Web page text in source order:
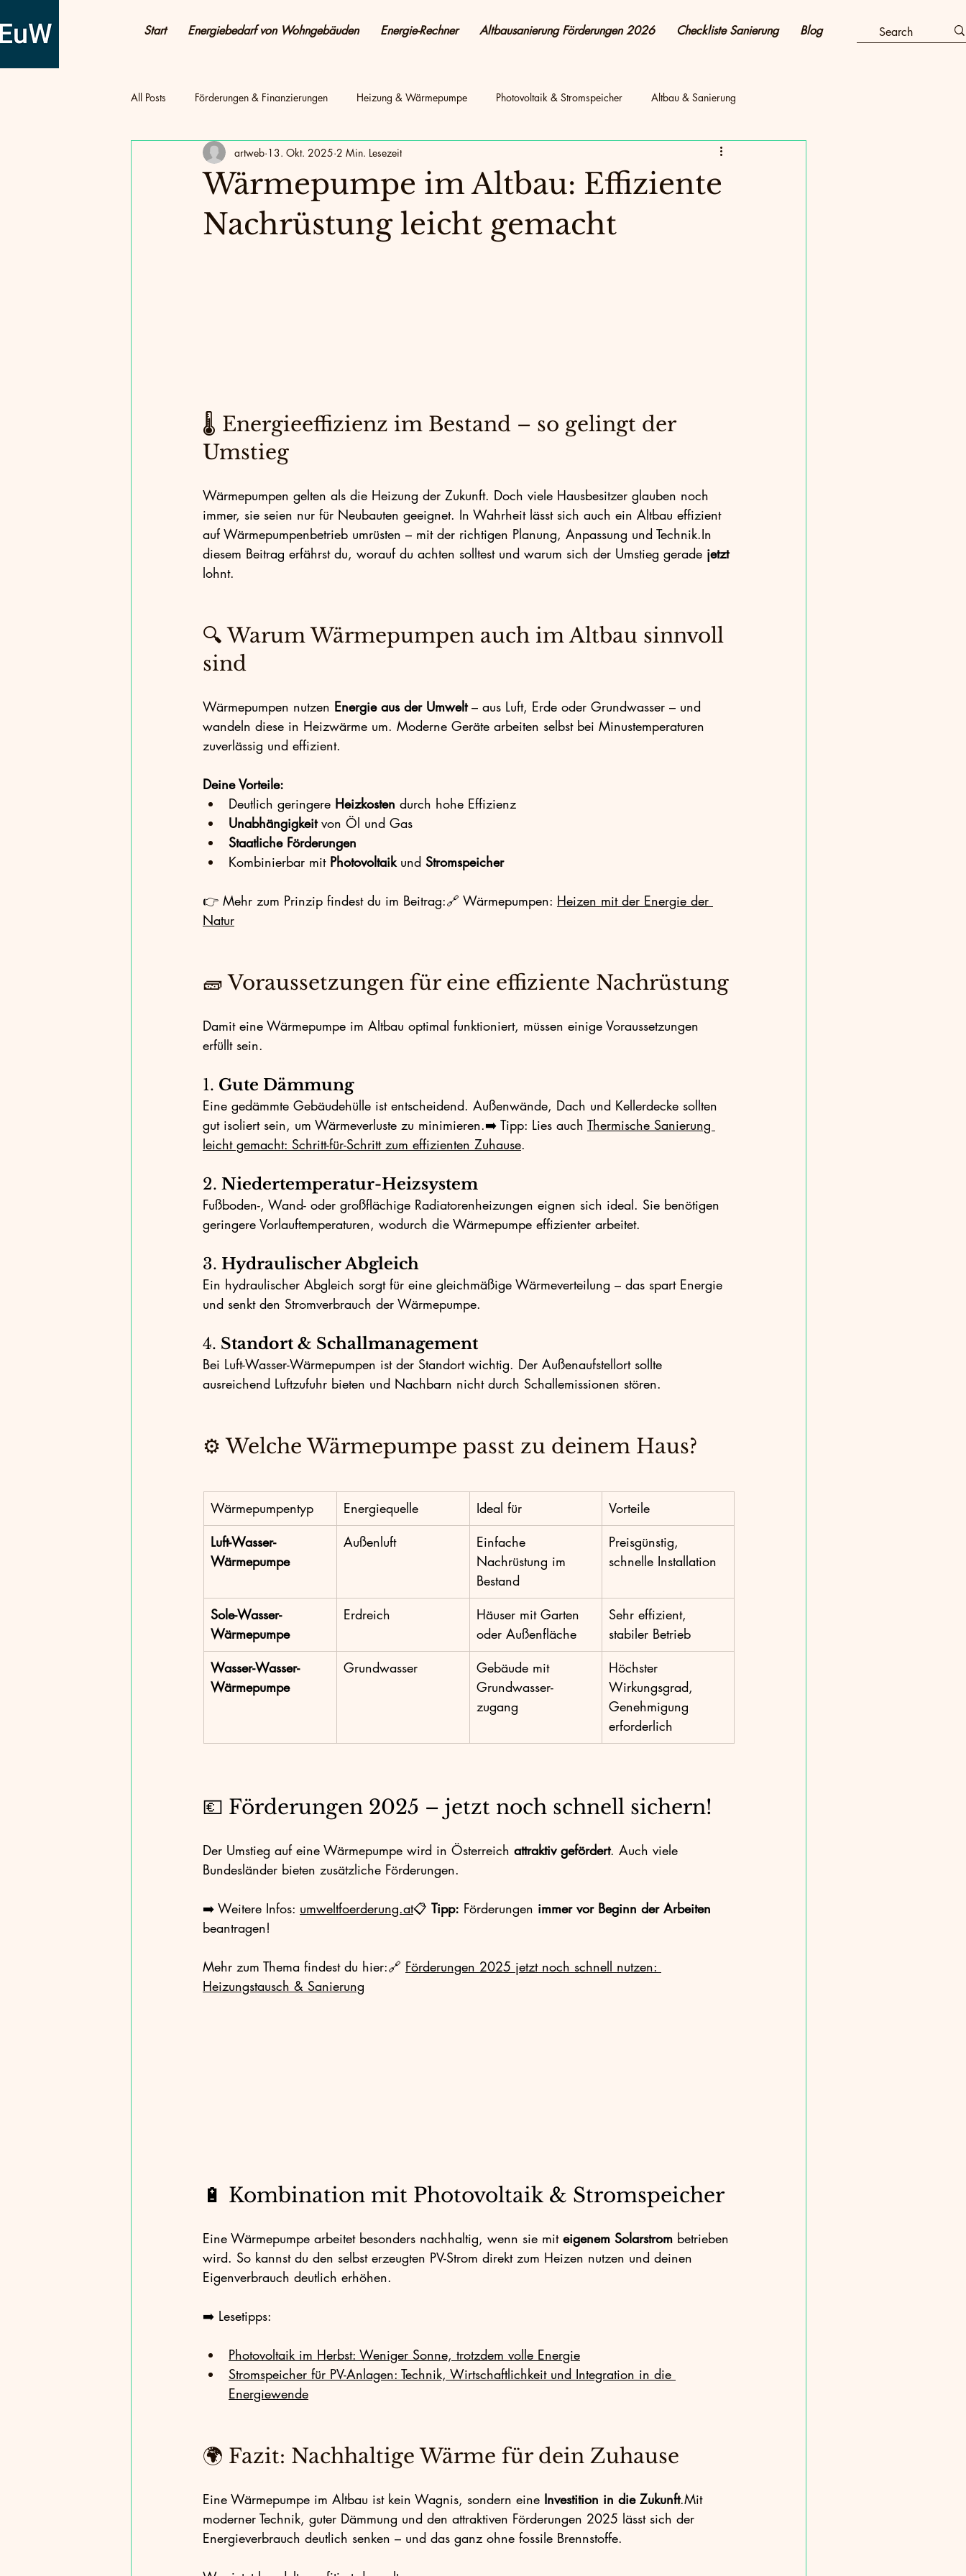
Start Energiebedarf von Wohngebäuden Energie-Rechner Altbausanierung Förderungen 2026 Checkliste Sanierung Blog
All Posts Förderungen & Finanzierungen Heizung & Wärmepumpe Photovoltaik & Stromspeicher Altbau & Sanierung
Tipps & Praxis Wärmepumpe energetisch Sanieren
Energie sparen & Kosten senken Altbau & Sanierung Photovoltaik & Strom Energie sparen
Wärmepumpe im Altbau: Effiziente
Nachrüstung leicht gemacht
artweb 13. Okt. 2025 2 Min. Lesezeit
🌡️ Energieeffizienz im Bestand – so gelingt der
Umstieg
Wärmepumpen gelten als die Heizung der Zukunft. Doch viele Hausbesitzer glauben noch
immer, sie seien nur für Neubauten geeignet. In Wahrheit lässt sich auch ein Altbau effizient
auf Wärmepumpenbetrieb umrüsten – mit der richtigen Planung, Anpassung und Technik.In
diesem Beitrag erfährst du, worauf du achten solltest und warum sich der Umstieg gerade jetzt
lohnt.
🔍 Warum Wärmepumpen auch im Altbau sinnvoll
sind
Wärmepumpen nutzen Energie aus der Umwelt – aus Luft, Erde oder Grundwasser – und
wandeln diese in Heizwärme um. Moderne Geräte arbeiten selbst bei Minustemperaturen
zuverlässig und effizient.
Deine Vorteile:
Deutlich geringere Heizkosten durch hohe Effizienz
Unabhängigkeit von Öl und Gas
Staatliche Förderungen
Kombinierbar mit Photovoltaik und Stromspeicher
👉 Mehr zum Prinzip findest du im Beitrag:🔗 Wärmepumpen: Heizen mit der Energie der
Natur
🧱 Voraussetzungen für eine effiziente Nachrüstung
Damit eine Wärmepumpe im Altbau optimal funktioniert, müssen einige Voraussetzungen
erfüllt sein.
1. Gute Dämmung
Eine gedämmte Gebäudehülle ist entscheidend. Außenwände, Dach und Kellerdecke sollten
gut isoliert sein, um Wärmeverluste zu minimieren.➡️ Tipp: Lies auch Thermische Sanierung
leicht gemacht: Schritt-für-Schritt zum effizienten Zuhause.
2. Niedertemperatur-Heizsystem
Fußboden-, Wand- oder großflächige Radiatorenheizungen eignen sich ideal. Sie benötigen
geringere Vorlauftemperaturen, wodurch die Wärmepumpe effizienter arbeitet.
3. Hydraulischer Abgleich
Ein hydraulischer Abgleich sorgt für eine gleichmäßige Wärmeverteilung – das spart Energie
und senkt den Stromverbrauch der Wärmepumpe.
4. Standort & Schallmanagement
Bei Luft-Wasser-Wärmepumpen ist der Standort wichtig. Der Außenaufstellort sollte
ausreichend Luftzufuhr bieten und Nachbarn nicht durch Schallemissionen stören.
⚙️ Welche Wärmepumpe passt zu deinem Haus?
Wärmepumpentyp Energiequelle Ideal für
Vorteile
Luft-Wasser-
Wärmepumpe
Außenluft
Einfache
Nachrüstung im
Bestand
Preisgünstig,
schnelle Installation
Sole-Wasser-
Wärmepumpe
Erdreich
Häuser mit Garten
oder Außenfläche
Sehr effizient,
stabiler Betrieb
Wasser-Wasser-
Wärmepumpe
Grundwasser
Gebäude mit
Grundwasser-
zugang
Höchster
Wirkungsgrad,
Genehmigung
erforderlich
💶 Förderungen 2025 – jetzt noch schnell sichern!
Der Umstieg auf eine Wärmepumpe wird in Österreich attraktiv gefördert. Auch viele
Bundesländer bieten zusätzliche Förderungen.
➡️ Weitere Infos: umweltfoerderung.at📋 Tipp: Förderungen immer vor Beginn der Arbeiten
beantragen!
Mehr zum Thema findest du hier:🔗 Förderungen 2025 jetzt noch schnell nutzen:
Heizungstausch & Sanierung
🔋 Kombination mit Photovoltaik & Stromspeicher
Eine Wärmepumpe arbeitet besonders nachhaltig, wenn sie mit eigenem Solarstrom betrieben
wird. So kannst du den selbst erzeugten PV-Strom direkt zum Heizen nutzen und deinen
Eigenverbrauch deutlich erhöhen.
➡️ Lesetipps:
Photovoltaik im Herbst: Weniger Sonne, trotzdem volle Energie
Stromspeicher für PV-Anlagen: Technik, Wirtschaftlichkeit und Integration in die
Energiewende
🌍 Fazit: Nachhaltige Wärme für dein Zuhause
Eine Wärmepumpe im Altbau ist kein Wagnis, sondern eine Investition in die Zukunft.Mit
moderner Technik, guter Dämmung und den attraktiven Förderungen 2025 lässt sich der
Energieverbrauch deutlich senken – und das ganz ohne fossile Brennstoffe.